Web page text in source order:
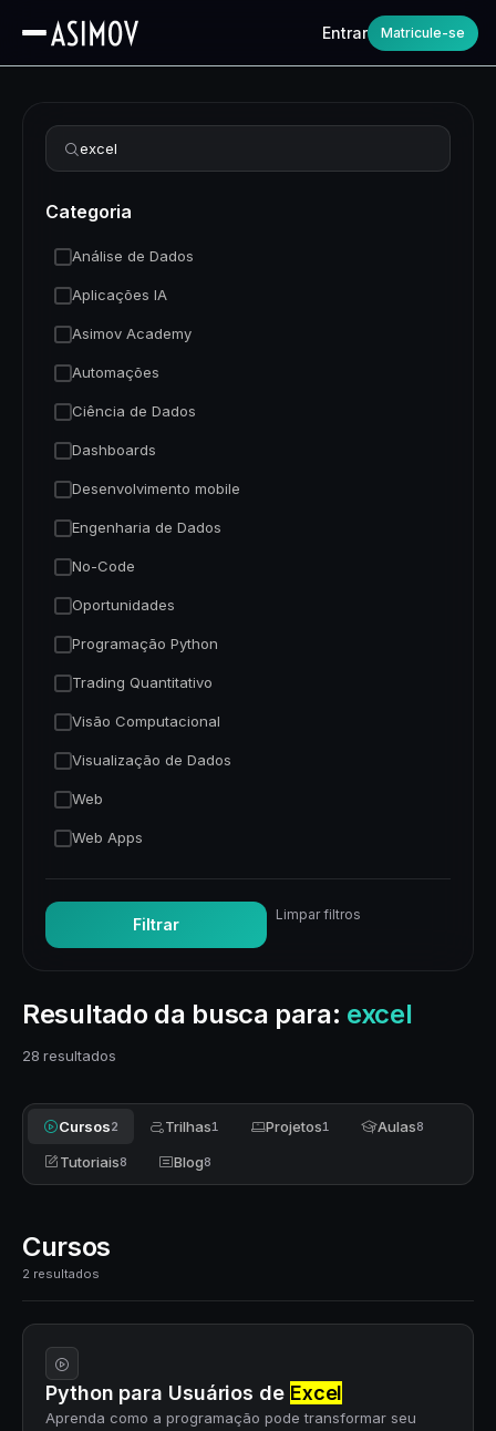
Entrar Matricule-se
Resultado da busca para: excel
28 resultados
Cursos2 Trilhas1 Projetos1 Aulas8
Tutoriais8 Blog8
Cursos
2 resultados
Python para Usuários de Excel
Aprenda como a programação pode transformar seu
Refinar busca
Categoria
Análise de Dados
Aplicações IA
Asimov Academy
Automações
Ciência de Dados
Dashboards
Desenvolvimento mobile
Engenharia de Dados
No-Code
Oportunidades
Programação Python
Trading Quantitativo
Visão Computacional
Visualização de Dados
Web
Web Apps
Filtrar
Limpar filtros